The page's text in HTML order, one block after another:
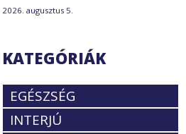
2026. augusztus 5.
KATEGÓRIÁK
EGÉSZSÉG
INTERJÚ